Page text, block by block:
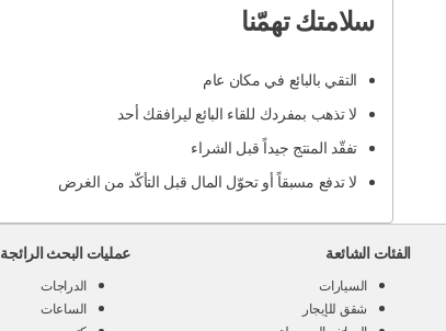
سلامتك تهمّنا
التقي بالبائع في مكان عام
لا تذهب بمفردك للقاء البائع ليرافقك أحد
تفقّد المنتج جيداً قبل الشراء
لا تدفع مسبقاً أو تحوّل المال قبل التأكّد من الغرض
الفئات الشائعة
السيارات
شقق للإيجار
عمليات البحث الرائجة
الدراجات
الساعات